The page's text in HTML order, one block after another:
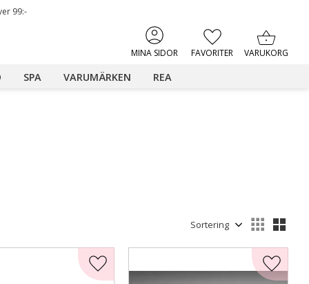
99:-
MINA SIDOR
FAVORITER
KUNDVAGN
SPA VARUMÄRKEN REA
Lägg till i favoriter Lägg